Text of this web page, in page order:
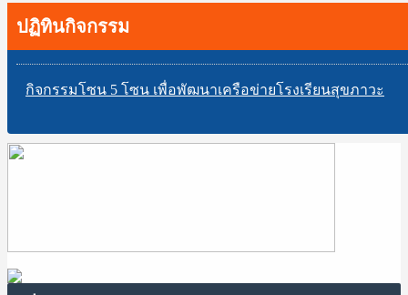
ปฏิทินกิจกรรม
กิจกรรมโซน 5 โซน เพื่อพัฒนาเครือข่ายโรงเรียนสุขภาวะ